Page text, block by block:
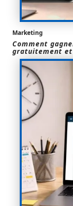
Marketing
Comment
gratuitement